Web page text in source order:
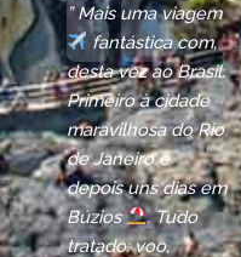
” Mais uma viagem
fantástica com,
desta vez ao Brasil.
Primeiro à cidade
maravilhosa do Rio
de Janeiro e
depois uns dias em
Búzios
. Tudo
tratado: voo,